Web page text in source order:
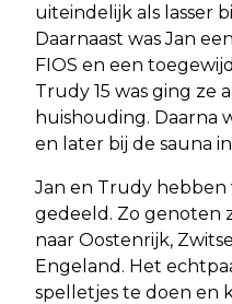
uiteindelijk als lasser
Daarnaast was Jan
FIOS en een
Trudy 15 was ging ze
huishouding. Daarna
en later bij de sauna
Jan en Trudy
gedeeld. Zo genoten
naar Oostenrijk,
Engeland. Het
spelletjes te doen en